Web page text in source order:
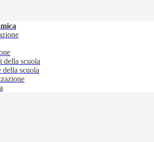
della scuola
della scuola